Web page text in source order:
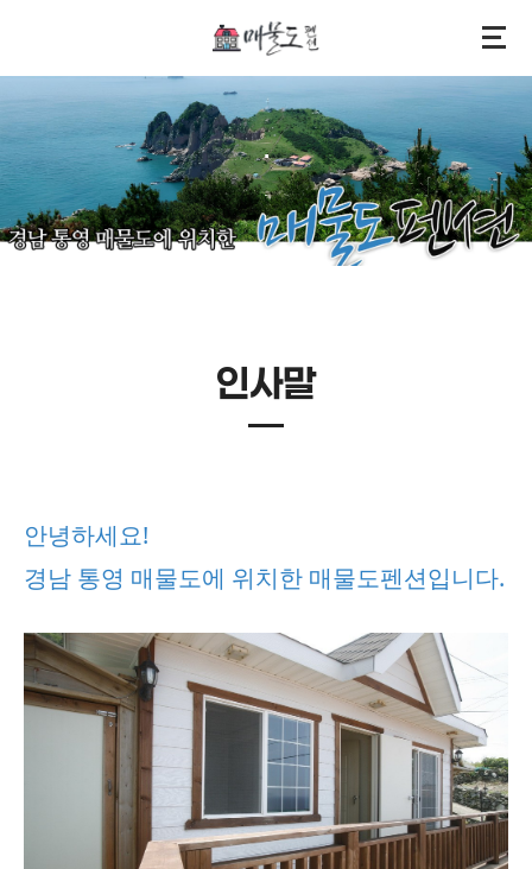
.
.
인사말
안녕하세요!
경남 통영 매물도에 위치한 매물도펜션입니다.